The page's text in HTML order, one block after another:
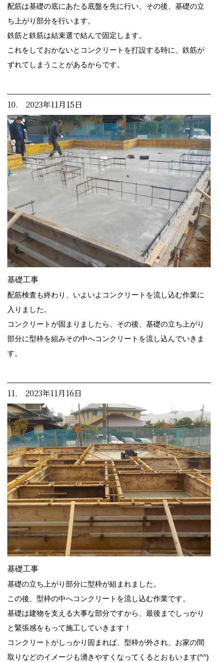
配筋は基礎の底にあたる底盤を先に行い、その後、基礎の立
ち上がり部分を行います。
鉄筋と鉄筋は結束選で結んで固定します。
これをしておかないとコンクリートを打設する時に、鉄筋が
ずれてしまうことがあるからです。
10. 2023年11月15日
基礎工事
配筋検査も終わり、いよいよコンクリートを流し込む作業に
入りました。
コンクリートが固まりましたら、その後、基礎の立ち上がり
部分に型枠を組みその中へコンクリートを流し込んでいきま
す。
11. 2023年11月16日
基礎工事
基礎の立ち上がり部分に型枠が組まれました。
この後、型枠の中へコンクリートを流し込む作業です。
基礎は建物を支える大事な部分ですから、最後までしっかり
と緊張感をもって施工していきます！
コンクリートがしっかり固まれば、型枠が外され、お家の間
取りなどのイメージも湧きやすくなってくるとおもいます(^^)